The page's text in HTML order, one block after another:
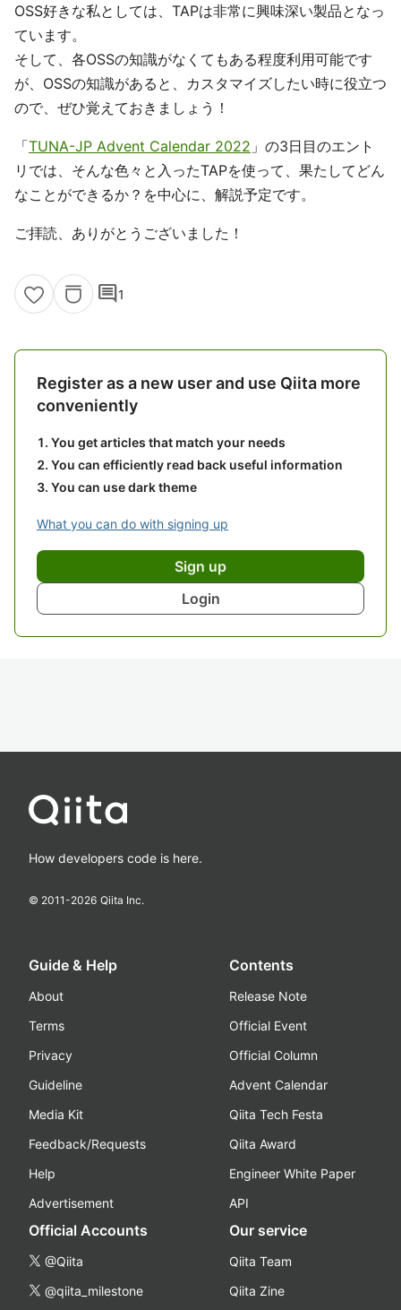
OSS好きな私としては、TAPは非常に興味深い製品となっ
ています。
そして、各OSSの知識がなくてもある程度利用可能です
が、OSSの知識があると、カスタマイズしたい時に役立つ
ので、ぜひ覚えておきましょう！
「TUNA-JP Advent Calendar 2022 」の3日目のエント
リでは、そんな色々と入ったTAPを使って、果たしてどん
なことができるか？を中心に、解説予定です。
ご拝読、ありがとうございました！
comment1
Register as a new user and use Qiita more
conveniently
You get articles that match your needs
You can efficiently read back useful information
You can use dark theme
What you can do with signing up
Sign up
Login
How developers code is here.
© 2011-2026 Qiita Inc.
Guide & Help
About
Terms
Privacy
Guideline
Media Kit
Feedback/Requests
Help
Advertisement
Contents
Release Note
Official Event
Official Column
Advent Calendar
Qiita Tech Festa
Qiita Award
Engineer White Paper
API
Official Accounts
@Qiita
@qiita_milestone
Our service
Qiita Team
Qiita Zine